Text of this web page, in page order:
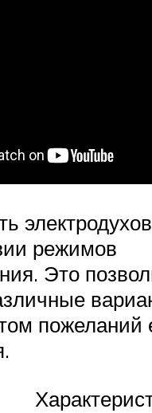
режимов
Это
пожеланий